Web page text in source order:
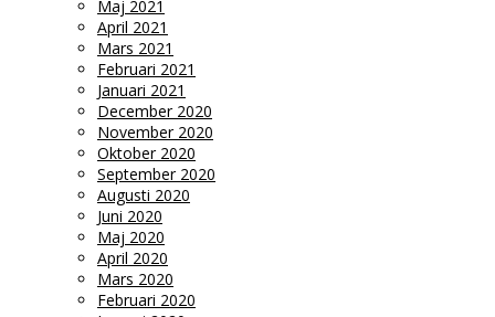
Maj 2021
April 2021
Mars 2021
Februari 2021
Januari 2021
December 2020
November 2020
Oktober 2020
September 2020
Augusti 2020
Juni 2020
Maj 2020
April 2020
Mars 2020
Februari 2020